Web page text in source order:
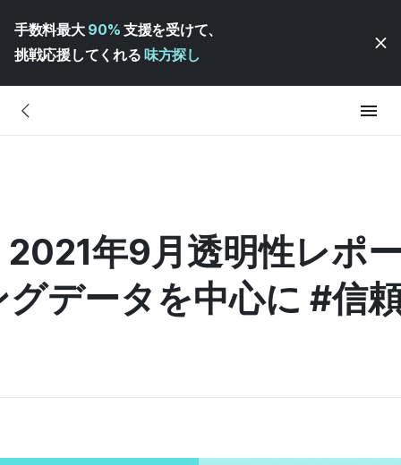
手数料最大 90% 支援を受けて、
挑戦応援してくれる 味方探し
年9月透明性レポ
データを中心に #信